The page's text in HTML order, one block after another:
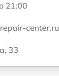
21:00
center.ru
33